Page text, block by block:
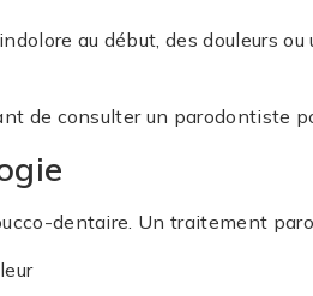
au début, des douleurs
de consulter un parodontiste
dentaire. Un traitement